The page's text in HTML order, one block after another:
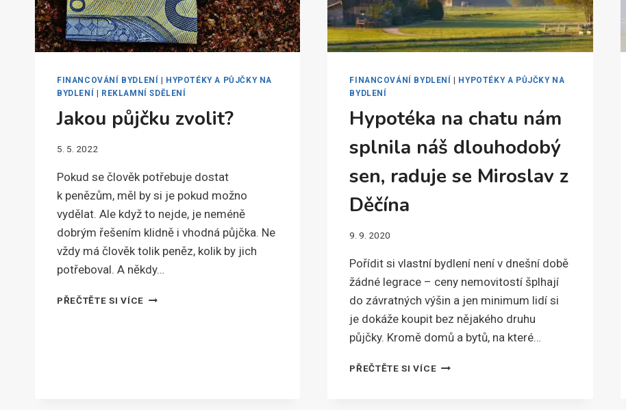
FINANCOVÁNÍ BYDLENÍ | HYPOTÉKY A PŮJČKY NA
BYDLENÍ | REKLAMNÍ SDĚLENÍ
Jakou půjčku zvolit?
5. 5. 2022
Pokud se člověk potřebuje dostat
k penězům, měl by si je pokud možno
vydělat. Ale když to nejde, je neméně
dobrým řešením klidně i vhodná půjčka. Ne
vždy má člověk tolik peněz, kolik by jich
potřeboval. A někdy…
PŘEČTĚTE SI VÍCEJAKOU
FINANCOVÁNÍ BYDLENÍ | HYPOTÉKY A PŮJČKY NA
BYDLENÍ
Hypotéka na chatu nám
splnila náš dlouhodobý
sen, raduje se Miroslav z
Děčína
9. 9. 2020
Pořídit si vlastní bydlení není v dnešní době
žádné legrace – ceny nemovitostí šplhají
do závratných výšin a jen minimum lidí si
je dokáže koupit bez nějakého druhu
půjčky. Kromě domů a bytů, na které…
PŘEČTĚTE SI VÍCEHYPOTÉKA